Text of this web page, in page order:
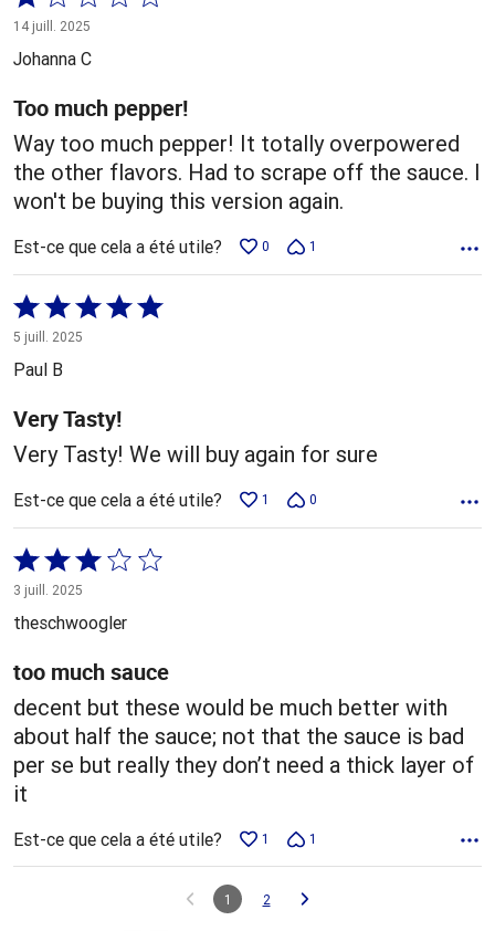
1 sur
5
14 juill. 2025
Johanna C
Too much pepper!
Way too much pepper! It totally overpowered
the other flavors. Had to scrape off the sauce. I
won't be buying this version again.
Est-ce que cela a été utile? 0 1
Coté
5 sur
5
5 juill. 2025
Paul B
Very Tasty!
Very Tasty! We will buy again for sure
Est-ce que cela a été utile? 1 0
Coté
3 sur
5
3 juill. 2025
theschwoogler
too much sauce
decent but these would be much better with
about half the sauce; not that the sauce is bad
per se but really they don’t need a thick layer of
it
Est-ce que cela a été utile? 1 1
1 2